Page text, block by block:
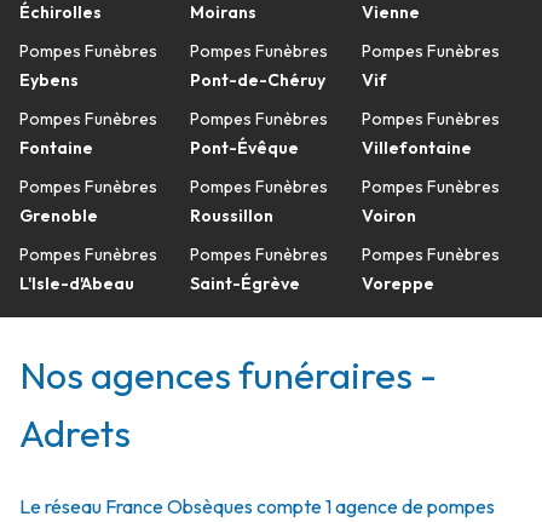
Échirolles
Pompes Funèbres
Eybens
Pompes Funèbres
Fontaine
Pompes Funèbres
Grenoble
Pompes Funèbres
L'Isle-d'Abeau
Moirans
Pompes Funèbres
Pont-de-Chéruy
Pompes Funèbres
Pont-Évêque
Pompes Funèbres
Roussillon
Pompes Funèbres
Saint-Égrève
Vienne
Pompes Funèbres
Vif
Pompes Funèbres
Villefontaine
Pompes Funèbres
Voiron
Pompes Funèbres
Voreppe
Nos agences funéraires -
Adrets
Le réseau France Obsèques compte 1 agence de pompes